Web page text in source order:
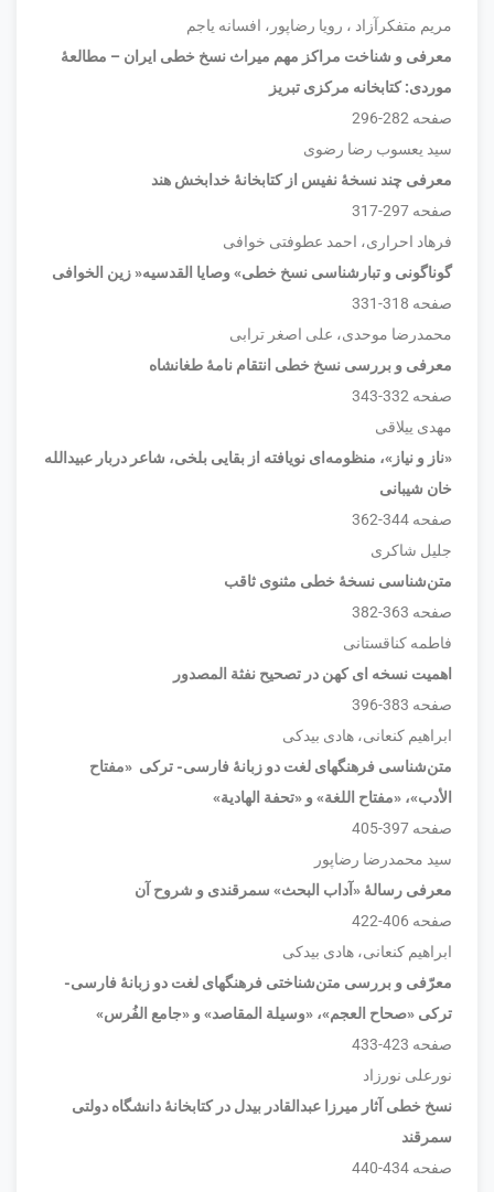
مریم متفکرآزاد ، رویا رضاپور، افسانه یاجم
معرفی و شناخت مراکز مهم میراث نسخ خطی ایران – مطالعۀ
موردی: کتابخانه مرکزی تبریز
صفحه 282-296
سید یعسوب رضا رضوی
معرفی چند نسخۀ نفیس از کتابخانۀ خدابخش هند
صفحه 297-317
فرهاد احراری، احمد عطوفتی خوافی
گوناگونی و تبارشناسی نسخ خطی» وصایا القدسیه« زین الخوافی
صفحه 318-331
محمدرضا موحدی، علی اصغر ترابی
معرفی و بررسی نسخ خطی انتقام نامۀ طغانشاه
صفحه 332-343
مهدی ییلاقی
«ناز و نیاز»، منظومه‌ای نویافته از بقایی بلخی، شاعر دربار عبیدالله
خان شیبانی
صفحه 344-362
جلیل شاکری
متن‌شناسی نسخۀ خطی مثنوی ثاقب
صفحه 363-382
فاطمه کناقستانی
اهمیت نسخه ای کهن در تصحیح نفثة المصدور
صفحه 383-396
ابراهیم کنعانی، هادی بیدکی
متن‌شناسی فرهنگهای لغت دو زبانۀ فارسی- ترکی «مفتاح
الأدب»، «مفتاح اللغة» و «تحفة الهادیة»
صفحه 397-405
سید محمدرضا رضاپور
معرفی رسالۀ «آداب البحث» سمرقندی و شروح آن
صفحه 406-422
ابراهیم کنعانی، هادی بیدکی
معرّفی و بررسی متن‌شناختی فرهنگهای لغت دو زبانۀ فارسی-
ترکی «صحاح العجم»، «وسیلة المقاصد» و «جامع الفُرس»
صفحه 423-433
نورعلی نورزاد
نسخ خطی آثار میرزا عبدالقادر بیدل در کتابخانۀ دانشگاه دولتی
سمرقند
صفحه 434-440